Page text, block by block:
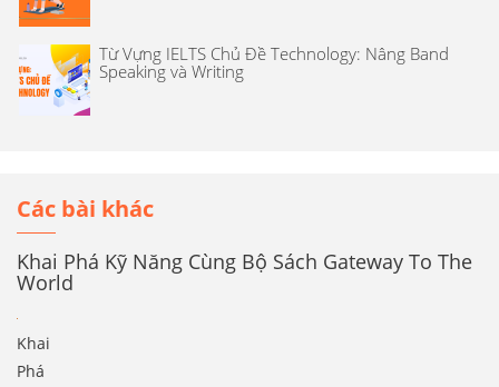
Từ Vựng IELTS Chủ Đề Technology: Nâng Band
Speaking và Writing
Các bài khác
Khai Phá Kỹ Năng Cùng Bộ Sách Gateway To The
World
Khai
Phá